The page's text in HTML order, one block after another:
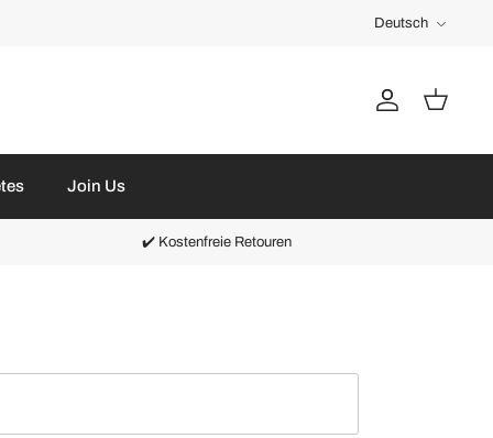
Sprache
Deutsch
AccountWarenkorb
Join Us
✔️ Kostenfreie Retouren